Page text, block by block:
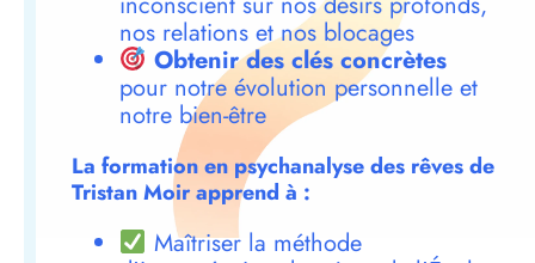
nos relations et nos blocages
Obtenir des clés concrètes
pour notre évolution personnelle et
notre bien-être
La formation en psychanalyse des rêves de
Tristan Moir apprend à :
Maîtriser la méthode